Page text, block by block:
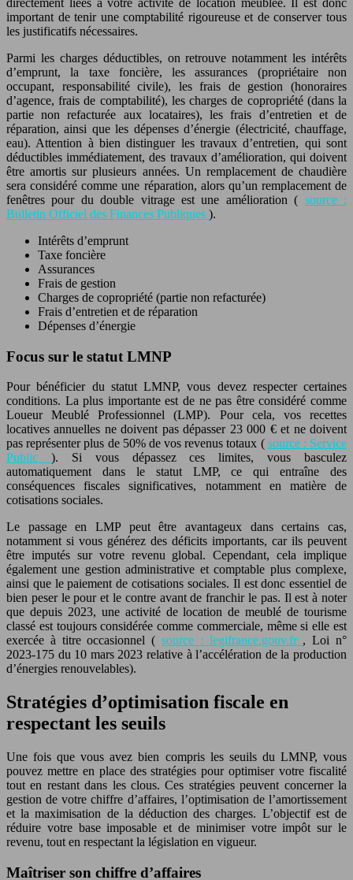
directement liées à votre activité de location meublée. Il est donc
important de tenir une comptabilité rigoureuse et de conserver tous
les justificatifs nécessaires.
Parmi les charges déductibles, on retrouve notamment les intérêts
d’emprunt, la taxe foncière, les assurances (propriétaire non
occupant, responsabilité civile), les frais de gestion (honoraires
d’agence, frais de comptabilité), les charges de copropriété (dans la
partie non refacturée aux locataires), les frais d’entretien et de
réparation, ainsi que les dépenses d’énergie (électricité, chauffage,
eau). Attention à bien distinguer les travaux d’entretien, qui sont
déductibles immédiatement, des travaux d’amélioration, qui doivent
être amortis sur plusieurs années. Un remplacement de chaudière
sera considéré comme une réparation, alors qu’un remplacement de
fenêtres pour du double vitrage est une amélioration ( source :
Bulletin Officiel des Finances Publiques ).
Intérêts d’emprunt
Taxe foncière
Assurances
Frais de gestion
Charges de copropriété (partie non refacturée)
Frais d’entretien et de réparation
Dépenses d’énergie
Focus sur le statut LMNP
Pour bénéficier du statut LMNP, vous devez respecter certaines
conditions. La plus importante est de ne pas être considéré comme
Loueur Meublé Professionnel (LMP). Pour cela, vos recettes
locatives annuelles ne doivent pas dépasser 23 000 € et ne doivent
pas représenter plus de 50% de vos revenus totaux ( source : Service
Public ). Si vous dépassez ces limites, vous basculez
automatiquement dans le statut LMP, ce qui entraîne des
conséquences fiscales significatives, notamment en matière de
cotisations sociales.
Le passage en LMP peut être avantageux dans certains cas,
notamment si vous générez des déficits importants, car ils peuvent
être imputés sur votre revenu global. Cependant, cela implique
également une gestion administrative et comptable plus complexe,
ainsi que le paiement de cotisations sociales. Il est donc essentiel de
bien peser le pour et le contre avant de franchir le pas. Il est à noter
que depuis 2023, une activité de location de meublé de tourisme
classé est toujours considérée comme commerciale, même si elle est
exercée à titre occasionnel ( source : legifrance.gouv.fr , Loi n°
2023-175 du 10 mars 2023 relative à l’accélération de la production
d’énergies renouvelables).
Stratégies d’optimisation fiscale en
respectant les seuils
Une fois que vous avez bien compris les seuils du LMNP, vous
pouvez mettre en place des stratégies pour optimiser votre fiscalité
tout en restant dans les clous. Ces stratégies peuvent concerner la
gestion de votre chiffre d’affaires, l’optimisation de l’amortissement
et la maximisation de la déduction des charges. L’objectif est de
réduire votre base imposable et de minimiser votre impôt sur le
revenu, tout en respectant la législation en vigueur.
Maîtriser son chiffre d’affaires